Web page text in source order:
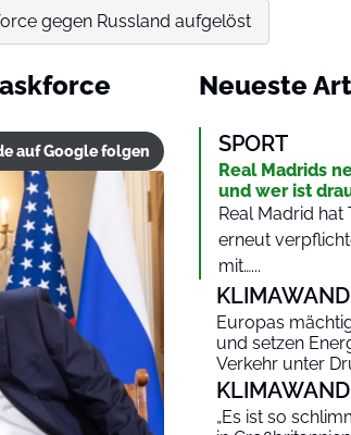
gegen Russland aufgelöst
auf Google folgen
Neueste
SPORT
Real Madrids
und wer ist
Real Madrid hat
erneut
mit…...
Europas
und setzen
Verkehr unter
„Es ist so